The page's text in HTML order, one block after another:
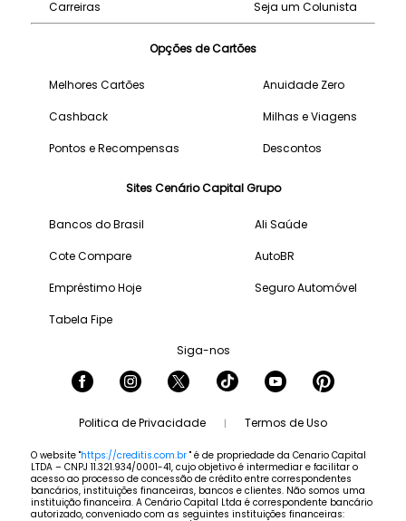
Carreiras Seja um Colunista
Opções de Cartões
Melhores Cartões
Cashback
Pontos e Recompensas
Anuidade Zero
Milhas e Viagens
Descontos
Sites Cenário Capital Grupo
Bancos do Brasil
Cote Compare
Empréstimo Hoje
Tabela Fipe
Ali Saúde
AutoBR
Seguro Automóvel
Siga-nos
Politica de Privacidade | Termos de Uso
O website "https://creditis.com.br " é de propriedade da Cenario Capital
LTDA – CNPJ 11.321.934/0001-41, cujo objetivo é intermediar e facilitar o
acesso ao processo de concessão de crédito entre correspondentes
bancários, instituições financeiras, bancos e clientes. Não somos uma
instituição financeira. A Cenário Capital Ltda é correspondente bancário
autorizado, conveniado com as seguintes instituições financeiras: